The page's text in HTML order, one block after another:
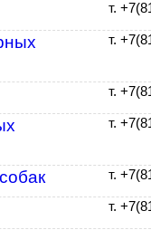
т.
т.
т.
т.
т.
т.